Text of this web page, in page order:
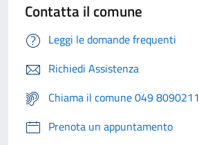
Contatta il comune
Leggi le domande frequenti
Richiedi Assistenza
Chiama il comune 049 8090211
Prenota un appuntamento